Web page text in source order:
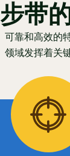
带
可靠和高效的
领域发挥着关